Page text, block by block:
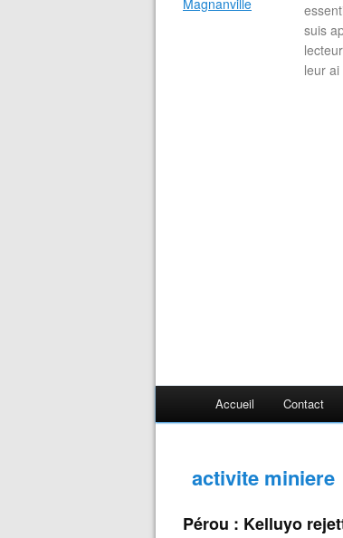
suis
leur
Accueil Contact
activite miniere
Pérou : Kelluyo